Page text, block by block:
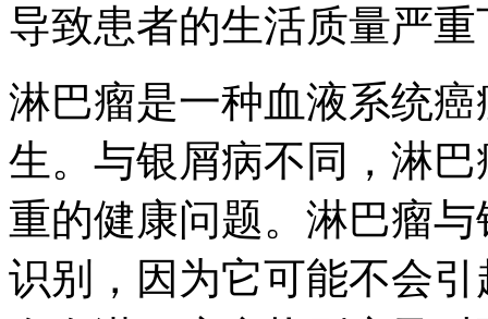
导致患者的生活质量严重
淋巴瘤是一种血液系统
生。与银屑病不同，淋
重的健康问题。淋巴瘤
识别，因为它可能不会